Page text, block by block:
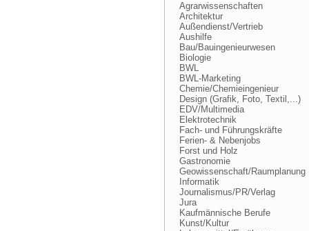
Agrarwissenschaften
Architektur
Außendienst/Vertrieb
Aushilfe
Bau/Bauingenieurwesen
Biologie
BWL
BWL-Marketing
Chemie/Chemieingenieur
Design (Grafik, Foto, Textil,...)
EDV/Multimedia
Elektrotechnik
Fach- und Führungskräfte
Ferien- & Nebenjobs
Forst und Holz
Gastronomie
Geowissenschaft/Raumplanung
Informatik
Journalismus/PR/Verlag
Jura
Kaufmännische Berufe
Kunst/Kultur